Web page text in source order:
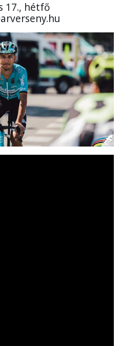
17., hétfő